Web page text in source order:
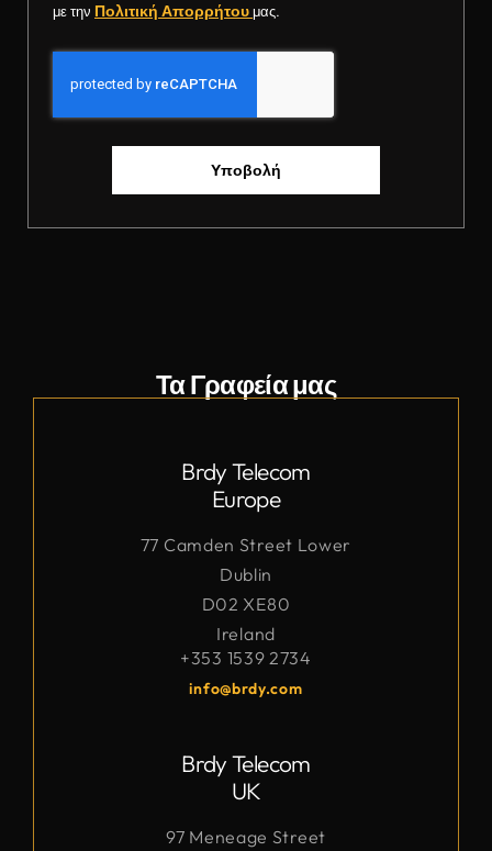
με την Πολιτική Απορρήτουμας.
Υποβολή
Τα Γραφεία μας
Brdy Telecom
Europe
77 Camden Street Lower
Dublin
D02 XE80
Ireland
+353 1539 2734
info@brdy.com
Brdy Telecom
UK
97 Meneage Street